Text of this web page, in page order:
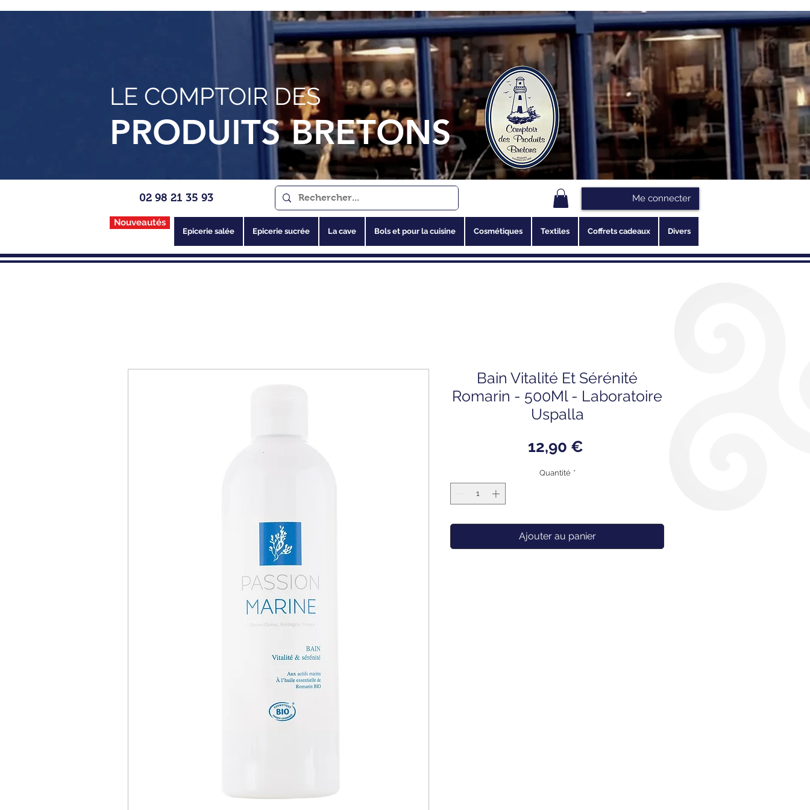
LE COMPTOIR DES
PRODUITS BRETONS
02 98 21 35 93 Me connecter
Nouveautés
Epicerie salée Epicerie sucrée La cave Bols et pour la cuisine Cosmétiques Textiles Coffrets cadeaux Divers
Bain Vitalité Et Sérénité
Romarin - 500Ml - Laboratoire
Uspalla
12,90 €
Quantité *
Ajouter au panier